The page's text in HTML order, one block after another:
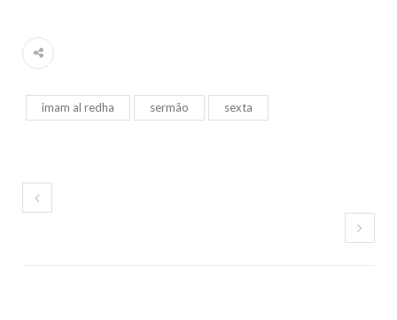
imam al redha sermão sexta